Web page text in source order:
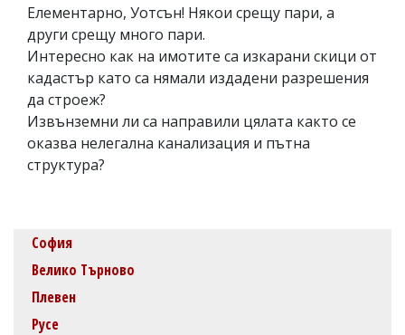
Елементарно, Уотсън! Някои срещу пари, а
други срещу много пари.
Интересно как на имотите са изкарани скици от
кадастър като са нямали издадени разрешения
да строеж?
Извънземни ли са направили цялата както се
оказва нелегална канализация и пътна
структура?
София
Велико Търново
Плевен
Русе